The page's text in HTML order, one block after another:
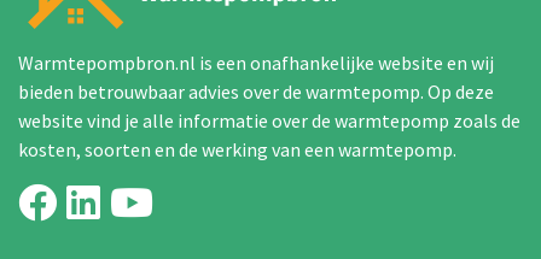
Warmtepompbron.nl is een onafhankelijke website en wij
bieden betrouwbaar advies over de warmtepomp. Op deze
website vind je alle informatie over de warmtepomp zoals de
kosten, soorten en de werking van een warmtepomp.